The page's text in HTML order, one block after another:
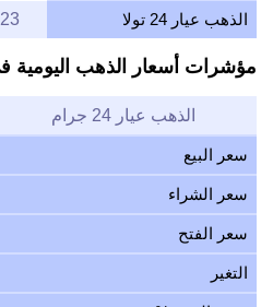
الذهب عيار 24 تولا
مؤشرات أسعار الذهب اليومية في
الذهب عيار 24 جرام
سعر البيع
سعر الشراء
سعر الفتح
التغير